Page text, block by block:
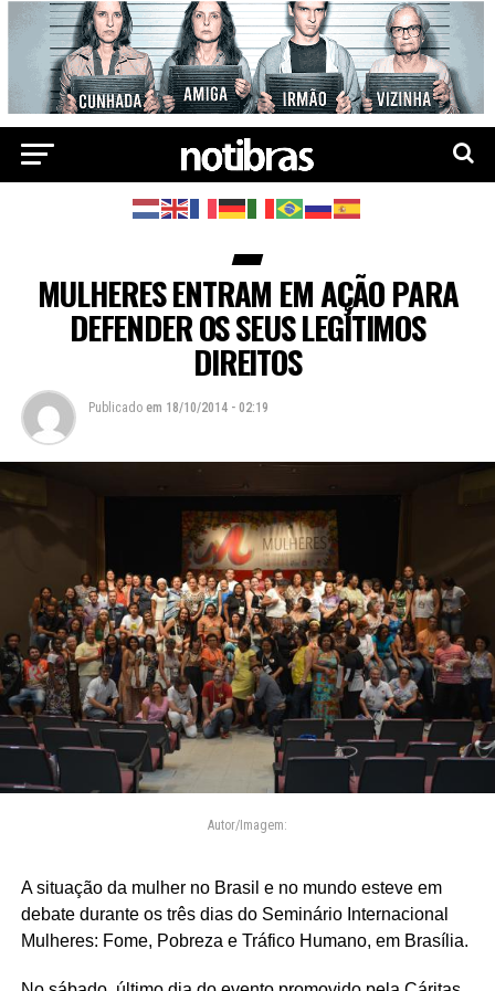
MULHERES ENTRAM EM AÇÃO PARA
DEFENDER OS SEUS LEGÍTIMOS
DIREITOS
Publicado em 18/10/2014 - 02:19
Autor/Imagem:
A situação da mulher no Brasil e no mundo esteve em
debate durante os três dias do Seminário Internacional
Mulheres: Fome, Pobreza e Tráfico Humano, em Brasília.